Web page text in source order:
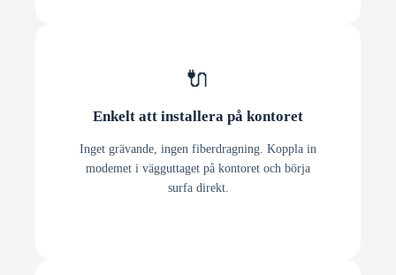
🔌
Enkelt att installera på kontoret
Inget grävande, ingen fiberdragning. Koppla in
modemet i vägguttaget på kontoret och börja
surfa direkt.